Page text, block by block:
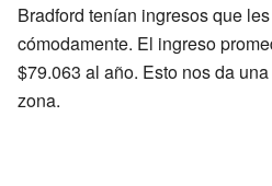
Bradford tenían ingresos que
cómodamente. El ingreso
$79.063 al año. Esto nos da
zona.